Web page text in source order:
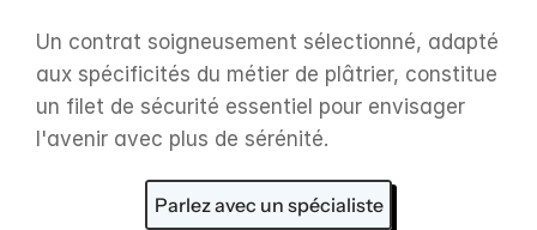
Un contrat soigneusement sélectionné, adapté
aux spécificités du métier de plâtrier, constitue
un filet de sécurité essentiel pour envisager
l'avenir avec plus de sérénité.
Parlez avec un spécialiste